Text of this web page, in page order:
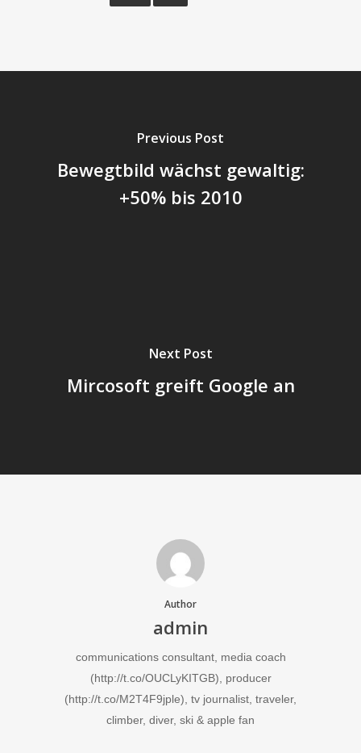
Previous Post
Bewegtbild wächst gewaltig:
+50% bis 2010
Next Post
Mircosoft greift Google an
Author
admin
communications consultant, media coach
(http://t.co/OUCLyKITGB), producer
(http://t.co/M2T4F9jple), tv journalist, traveler,
climber, diver, ski & apple fan